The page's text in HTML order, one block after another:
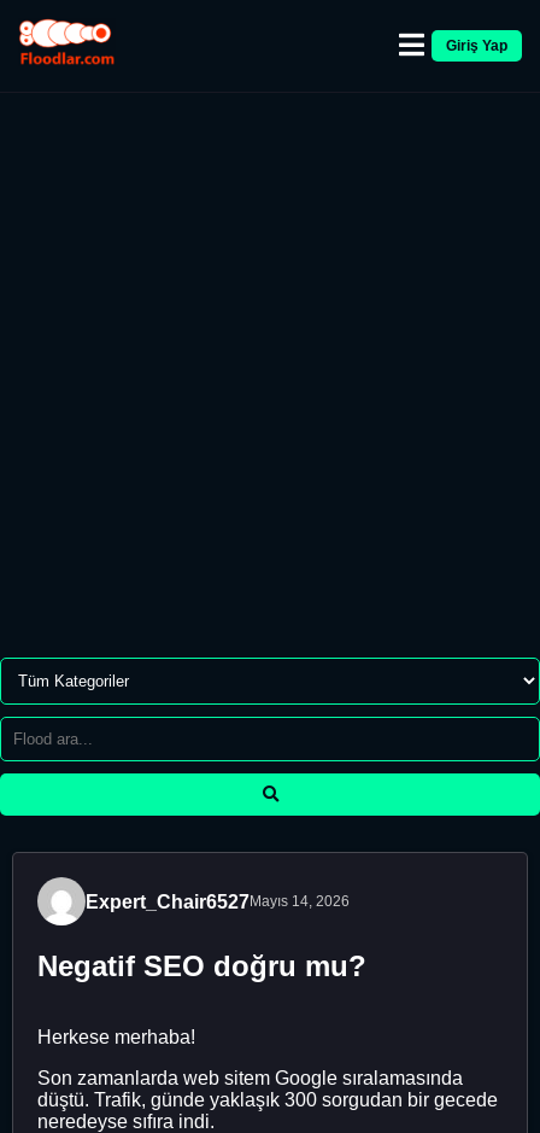
Giriş Yap
Expert_Chair6527Mayıs 14, 2026
Negatif SEO doğru mu?
Herkese merhaba!
Son zamanlarda web sitem Google sıralamasında
düştü. Trafik, günde yaklaşık 300 sorgudan bir gecede
neredeyse sıfıra indi.